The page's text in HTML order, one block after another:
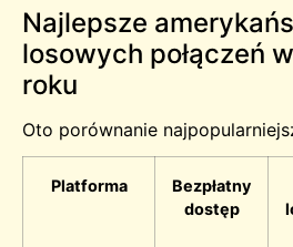
Najlepsze
losowych połączeń
roku
Oto porównanie
Platforma
Bezpłatny
dostęp